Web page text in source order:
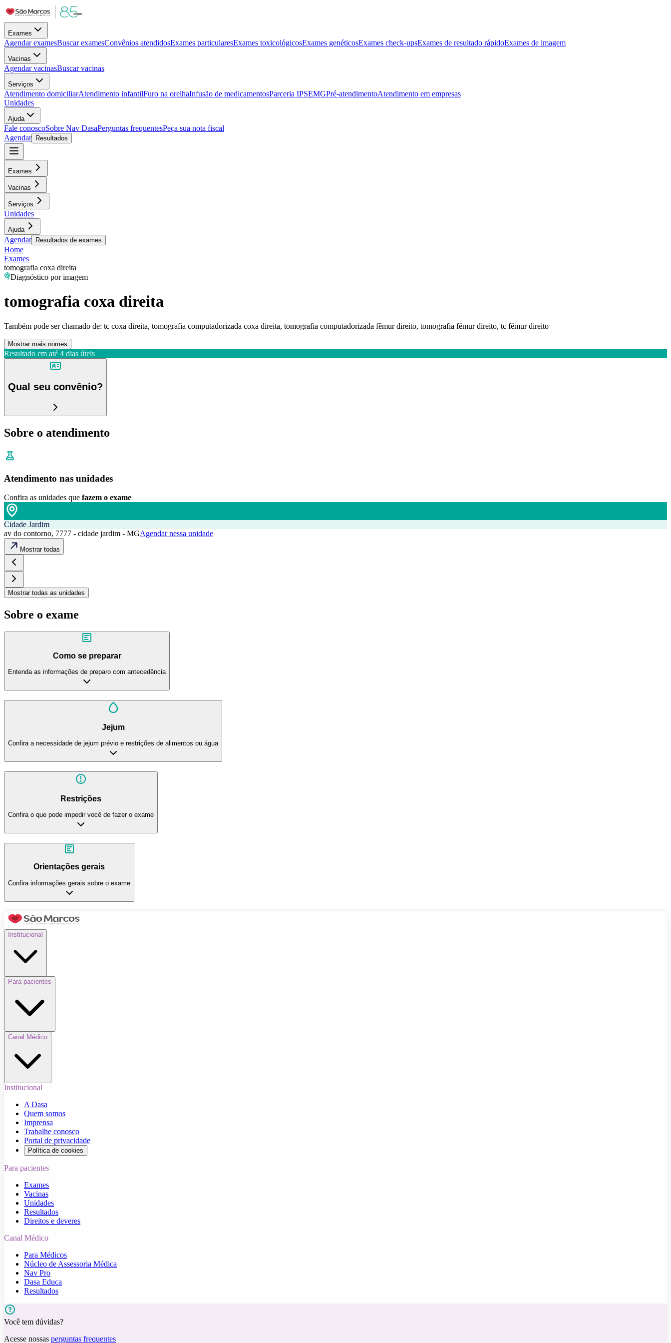
Exames
Agendar examesBuscar examesConvênios atendidosExames particularesExames toxicológicosExames genéticosExames check-upsExames de resultado rápidoExames de imagem
Vacinas
Agendar vacinasBuscar vacinas
Serviços
Atendimento domiciliarAtendimento infantilFuro na orelhaInfusão de medicamentosParceria IPSEMGPré-atendimentoAtendimento em empresas
Unidades
Ajuda
Fale conoscoSobre Nav DasaPerguntas frequentesPeça sua nota fiscal
Agendar
Resultados
Exames
Vacinas
Serviços
Unidades
Ajuda
Agendar Resultados de exames
Home
Exames
tomografia coxa direita
Diagnóstico por imagem
tomografia coxa direita
Também pode ser chamado de: tc coxa direita, tomografia computadorizada coxa direita, tomografia computadorizada fêmur direito, tomografia fêmur direito, tc fêmur direito
Mostrar mais nomes
Resultado em até 4 dias úteis
Qual seu convênio?
Sobre o atendimento
Atendimento nas unidades
Confira as unidades que fazem o exame
Cidade Jardim
av do contorno, 7777 - cidade jardim - MGAgendar nessa unidade
Mostrar todas
Mostrar todas as unidades
Sobre o exame
Como se preparar
Entenda as informações de preparo com antecedência
Jejum
Confira a necessidade de jejum prévio e restrições de alimentos ou água
Restrições
Confira o que pode impedir você de fazer o exame
Orientações gerais
Confira informações gerais sobre o exame
Institucional
Para pacientes
Canal Médico
Institucional
A Dasa
Quem somos
Imprensa
Trabalhe conosco
Portal de privacidade
Política de cookies
Para pacientes
Exames
Vacinas
Unidades
Resultados
Direitos e deveres
Canal Médico
Para Médicos
Núcleo de Assessoria Médica
Nav Pro
Dasa Educa
Resultados
Você tem dúvidas?
Acesse nossas perguntas frequentes